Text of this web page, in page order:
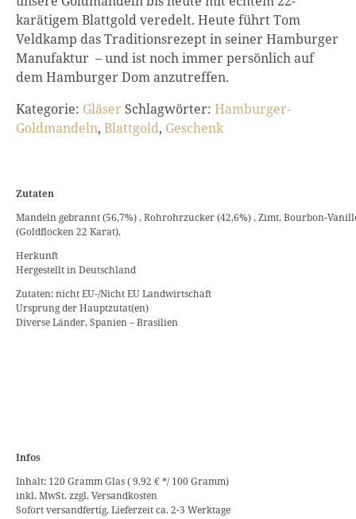
karätigem Blattgold veredelt. Heute führt Tom
Veldkamp das Traditionsrezept in seiner Hamburger
Manufaktur – und ist noch immer persönlich auf
dem Hamburger Dom anzutreffen.
Kategorie: Gläser Schlagwörter: Hamburger-
Goldmandeln, Blattgold, Geschenk
Zutaten
Mandeln gebrannt (56,7%) , Rohrohrzucker (42,6%) , Zimt, Bourbon-
(Goldflocken 22 Karat).
Herkunft
Hergestellt in Deutschland
Zutaten: nicht EU-/Nicht EU Landwirtschaft
Ursprung der Hauptzutat(en)
Diverse Länder, Spanien – Brasilien
Infos
Inhalt: 120 Gramm Glas ( 9,92 € */ 100 Gramm)
inkl. MwSt. zzgl. Versandkosten
Sofort versandfertig, Lieferzeit ca. 2-3 Werktage